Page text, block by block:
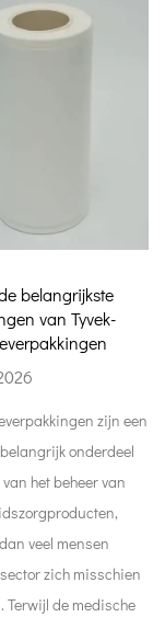
Kan Tyvek Self
verschillende
het gebied van
ondersteunen
03 Aug, 2026